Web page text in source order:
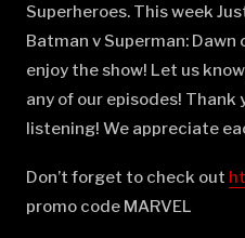
Superheroes. This week
Batman v Superman: Dawn
enjoy the show! Let us
any of our episodes! Thank
listening! We appreciate
Don’t forget to check out
promo code MARVEL